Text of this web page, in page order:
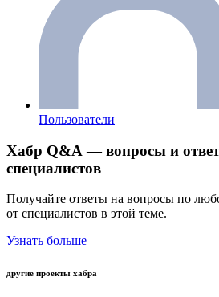
Пользователи
Хабр Q&A — вопросы и
специалистов
Получайте ответы на вопросы по
от специалистов в этой теме.
Узнать больше
другие проекты хабра